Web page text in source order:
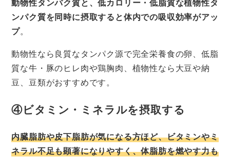
動物性タンパク質と、低カロリー・低脂質な植物性タ
ンパク質を同時に摂取すると体内での吸収効率がアッ
プ。
動物性なら良質なタンパク源で完全栄養食の卵、低脂
質な牛・豚のヒレ肉や鶏胸肉、植物性なら大豆や納
豆、豆類がおすすめです。
④ビタミン・ミネラルを摂取する
内臓脂肪や皮下脂肪が気になる方ほど、ビタミンやミ
ネラル不足も顕著になりやすく、体脂肪を燃やす力も